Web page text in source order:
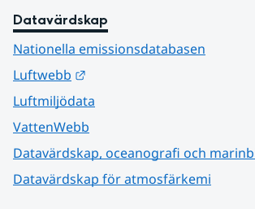
Datavärdskap
Nationella emissionsdatabasen
Luftwebb
Luftmiljödata
VattenWebb
Datavärdskap, oceanografi och
Datavärdskap för atmosfärkemi